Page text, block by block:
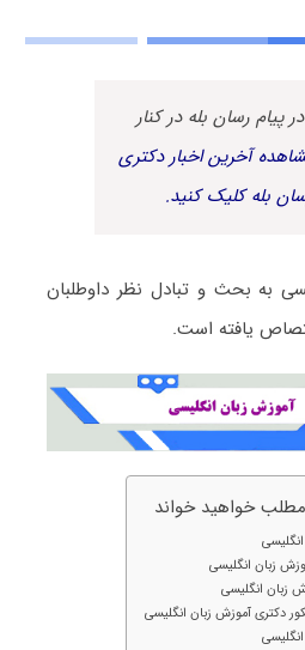
پیام رسان بله در کنار
آخرین اخبار دکتری
بله کلیک کنید.
به بحث و تبادل نظر داوطلبان
یافته است.
خواهید خواند
زبان انگلیسی
زبان انگلیسی
دکتری آموزش زبان انگلیسی